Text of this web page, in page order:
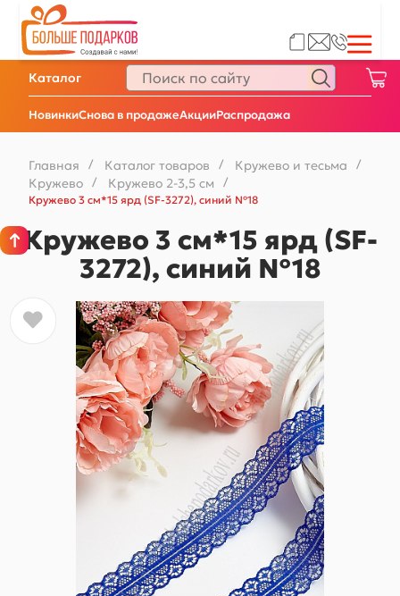
НовинкиСнова в продажеАкцииРаспродажа
Каталог
Главная / Каталог товаров / Кружево и тесьма /
Кружево / Кружево 2-3,5 см
/
Кружево 3 см*15 ярд (SF-3272), синий №18
Кружево 3 см*15 ярд (SF-
3272), синий №18